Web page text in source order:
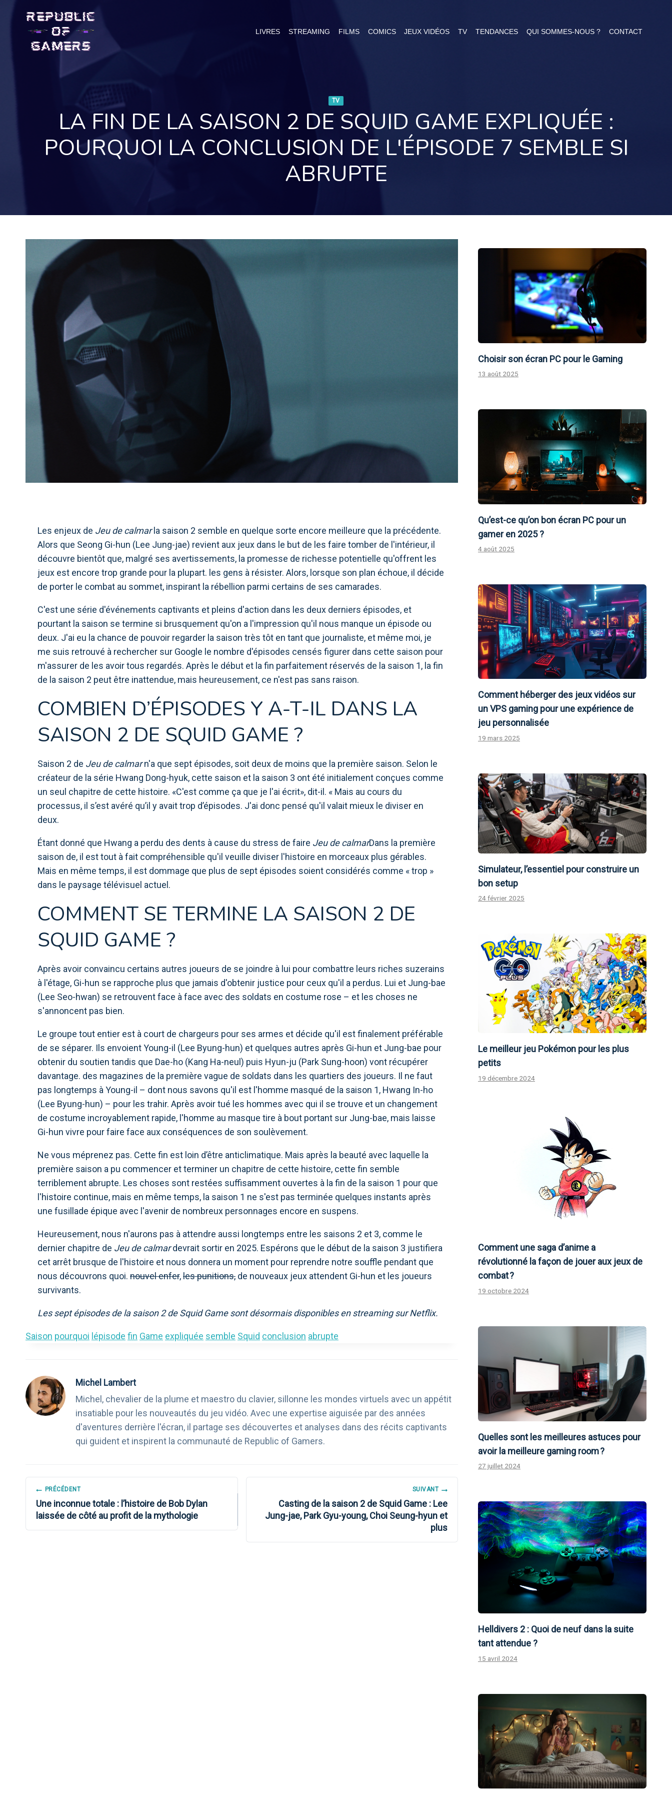
content
LIVRES STREAMING FILMS COMICS JEUX VIDÉOS TV TENDANCES QUI SOMMES-NOUS ? CONTACT
TV
LA FIN DE LA SAISON 2 DE SQUID GAME EXPLIQUÉE :
POURQUOI LA CONCLUSION DE L'ÉPISODE 7 SEMBLE SI
ABRUPTE
Les enjeux de Jeu de calmarla saison 2 semble en quelque sorte encore meilleure que la précédente.
Alors que Seong Gi-hun (Lee Jung-jae) revient aux jeux dans le but de les faire tomber de l'intérieur, il
découvre bientôt que, malgré ses avertissements, la promesse de richesse potentielle qu'offrent les
jeux est encore trop grande pour la plupart. les gens à résister. Alors, lorsque son plan échoue, il décide
de porter le combat au sommet, inspirant la rébellion parmi certains de ses camarades.
C'est une série d'événements captivants et pleins d'action dans les deux derniers épisodes, et
pourtant la saison se termine si brusquement qu'on a l'impression qu'il nous manque un épisode ou
deux. J'ai eu la chance de pouvoir regarder la saison très tôt en tant que journaliste, et même moi, je
me suis retrouvé à rechercher sur Google le nombre d'épisodes censés figurer dans cette saison pour
m'assurer de les avoir tous regardés. Après le début et la fin parfaitement réservés de la saison 1, la fin
de la saison 2 peut être inattendue, mais heureusement, ce n'est pas sans raison.
COMBIEN D’ÉPISODES Y A-T-IL DANS LA
SAISON 2 DE SQUID GAME ?
Saison 2 de Jeu de calmar n'a que sept épisodes, soit deux de moins que la première saison. Selon le
créateur de la série Hwang Dong-hyuk, cette saison et la saison 3 ont été initialement conçues comme
un seul chapitre de cette histoire. «C'est comme ça que je l'ai écrit», dit-il. « Mais au cours du
processus, il s’est avéré qu’il y avait trop d’épisodes. J'ai donc pensé qu'il valait mieux le diviser en
deux.
Étant donné que Hwang a perdu des dents à cause du stress de faire Jeu de calmarDans la première
saison de, il est tout à fait compréhensible qu'il veuille diviser l'histoire en morceaux plus gérables.
Mais en même temps, il est dommage que plus de sept épisodes soient considérés comme « trop »
dans le paysage télévisuel actuel.
COMMENT SE TERMINE LA SAISON 2 DE
SQUID GAME ?
Après avoir convaincu certains autres joueurs de se joindre à lui pour combattre leurs riches suzerains
à l'étage, Gi-hun se rapproche plus que jamais d'obtenir justice pour ceux qu'il a perdus. Lui et Jung-bae
(Lee Seo-hwan) se retrouvent face à face avec des soldats en costume rose – et les choses ne
s'annoncent pas bien.
Le groupe tout entier est à court de chargeurs pour ses armes et décide qu'il est finalement préférable
de se séparer. Ils envoient Young-il (Lee Byung-hun) et quelques autres après Gi-hun et Jung-bae pour
obtenir du soutien tandis que Dae-ho (Kang Ha-neul) puis Hyun-ju (Park Sung-hoon) vont récupérer
davantage. des magazines de la première vague de soldats dans les quartiers des joueurs. Il ne faut
pas longtemps à Young-il – dont nous savons qu'il est l'homme masqué de la saison 1, Hwang In-ho
(Lee Byung-hun) – pour les trahir. Après avoir tué les hommes avec qui il se trouve et un changement
de costume incroyablement rapide, l'homme au masque tire à bout portant sur Jung-bae, mais laisse
Gi-hun vivre pour faire face aux conséquences de son soulèvement.
Ne vous méprenez pas. Cette fin est loin d’être anticlimatique. Mais après la beauté avec laquelle la
première saison a pu commencer et terminer un chapitre de cette histoire, cette fin semble
terriblement abrupte. Les choses sont restées suffisamment ouvertes à la fin de la saison 1 pour que
l'histoire continue, mais en même temps, la saison 1 ne s'est pas terminée quelques instants après
une fusillade épique avec l'avenir de nombreux personnages encore en suspens.
Heureusement, nous n'aurons pas à attendre aussi longtemps entre les saisons 2 et 3, comme le
dernier chapitre de Jeu de calmardevrait sortir en 2025. Espérons que le début de la saison 3 justifiera
cet arrêt brusque de l'histoire et nous donnera un moment pour reprendre notre souffle pendant que
nous découvrons quoi. nouvel enfer,les punitions, de nouveaux jeux attendent Gi-hun et les joueurs
survivants.
Les sept épisodes de la saison 2 de Squid Game sont désormais disponibles en streaming sur Netflix.
Saison pourquoi lépisode fin Game expliquée semble Squid conclusion abrupte
Michel Lambert
Michel, chevalier de la plume et maestro du clavier, sillonne les mondes virtuels avec un appétit
insatiable pour les nouveautés du jeu vidéo. Avec une expertise aiguisée par des années
d'aventures derrière l'écran, il partage ses découvertes et analyses dans des récits captivants
qui guident et inspirent la communauté de Republic of Gamers.
NAVIGATION
DE
PRÉCÉDENT
Une inconnue totale : l’histoire de Bob Dylan
laissée de côté au profit de la mythologie
SUIVANT
Casting de la saison 2 de Squid Game : Lee
Jung-jae, Park Gyu-young, Choi Seung-hyun et
plus
Choisir son écran PC pour le Gaming
13 août 2025
Qu’est-ce qu’on bon écran PC pour un
gamer en 2025 ?
4 août 2025
Comment héberger des jeux vidéos sur
un VPS gaming pour une expérience de
jeu personnalisée
19 mars 2025
Simulateur, l’essentiel pour construire un
bon setup
24 février 2025
Le meilleur jeu Pokémon pour les plus
petits
19 décembre 2024
Comment une saga d’anime a
révolutionné la façon de jouer aux jeux de
combat ?
19 octobre 2024
Quelles sont les meilleures astuces pour
avoir la meilleure gaming room ?
27 juillet 2024
Helldivers 2 : Quoi de neuf dans la suite
tant attendue ?
15 avril 2024